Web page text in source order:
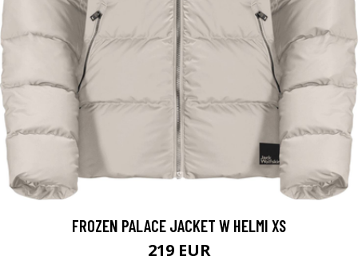
FROZEN PALACE JACKET W HELMI XS
219 EUR